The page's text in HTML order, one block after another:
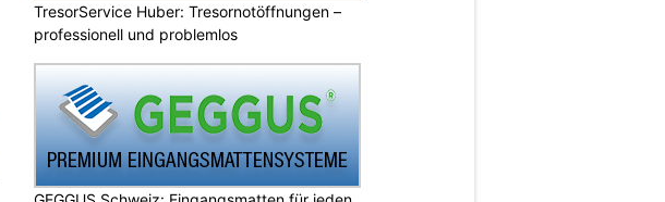
TresorService Huber: Tresornotöffnungen –
professionell und problemlos